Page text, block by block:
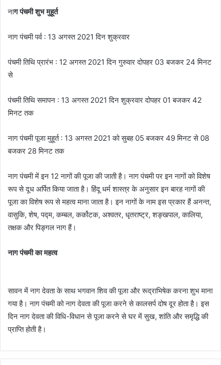
नाग पंचमी शुभ मुहूर्त
नाग पंचमी पर्व : 13 अगस्त 2021 दिन शुक्रवार
पंचमी तिथि प्रारंभ : 12 अगस्त 2021 दिन गुरुवार दोपहर 03 बजकर 24 मिनट
से
पंचमी तिथि समापन : 13 अगस्त 2021 दिन शुक्रवार दोपहर 01 बजकर 42
मिनट तक
नाग पंचमी पूजा मुहूर्त : 13 अगस्त 2021 को सुबह 05 बजकर 49 मिनट से 08
बजकर 28 मिनट तक
नाग पंचमी में इन 12 नागों की पूजा की जाती है। नाग पंचमी पर इन नागों को विशेष
रूप से दूध अर्पित किया जाता है। हिंदू धर्म शास्त्र के अनुसार इन बारह नागों की
पूजा का विशेष रूप से महत्व माना जाता है। इन नागों के नाम इस प्रकार हैं अनन्त,
वासुकि, शेष, पद्म, कम्बल, कर्कोटक, अश्वतर, धृतराष्ट्र, शङ्खपाल, कालिया,
तक्षक और पिङ्गल नाग हैं।
नाग पंचमी का महत्व
सावन में नाग देवता के साथ भगवान शिव की पूजा और रूद्राभिषेक करना शुभ माना
गया है। नाग पंचमी को नाग देवता की पूजा करने से कालसर्प दोष दूर होता है। इस
दिन नाग देवता की विधि-विधान से पूजा करने से घर में सुख, शांति और समृद्धि की
प्राप्ति होती है।